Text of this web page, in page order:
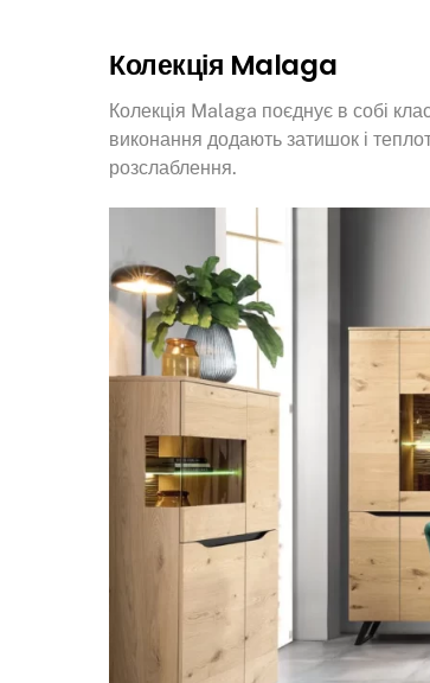
Колекція Malaga
Колекція Malaga поєднує в собі
виконання додають затишок і
розслаблення.